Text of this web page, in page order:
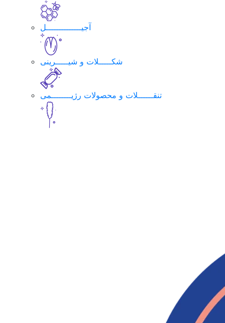
آجیــــــــــــــل
شکـــــلات و شیـــــرینی
تنقــــــلات و محصولات رژیــــــــمی